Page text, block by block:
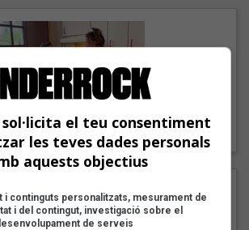
"Lo bueno y lo malo"
Carmen y Maríael teu consentiment
les teves dades personals
aquests objectius
i continguts personalitzats, mesurament de
i del contingut, investigació sobre el
de serveis